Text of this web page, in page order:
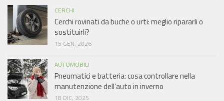
CERCHI
Cerchi rovinati da buche o urti: meglio ripararli o
sostituirli?
15 GEN, 2026
AUTOMOBILI
Pneumatici e batteria: cosa controllare nella
manutenzione dell’auto in inverno
18 DIC, 2025